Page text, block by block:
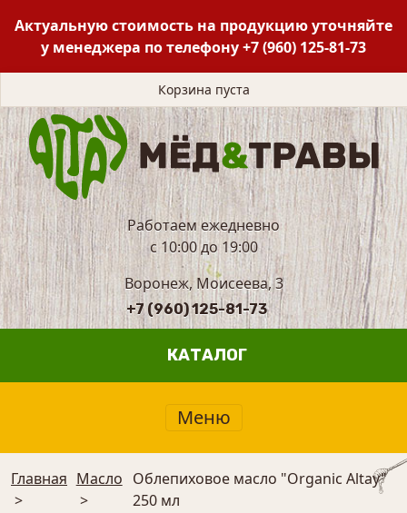
Актуальную стоимость на продукцию уточняйте
у менеджера по телефону+7 (960) 125-81-73
Корзина пуста
Работаем ежедневно
с 10:00 до 19:00
Воронеж, Моисеева, 3
+7 (960) 125-81-73
КАТАЛОГ
Меню
Главная
>
Масло
>
Облепиховое масло "Organic Altay"
250 мл